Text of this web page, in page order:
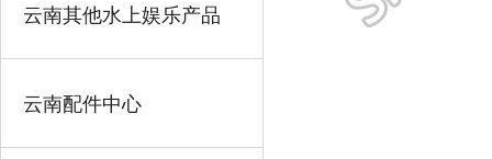
云南其他水上娱乐产品
云南配件中心